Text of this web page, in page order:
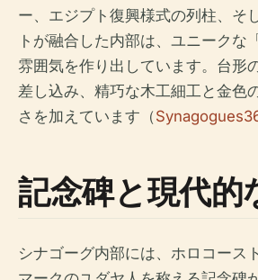
ー、エジプト復興様式の列柱、そ
トが融合した内部は、ユニークな
雰囲気を作り出しています。台形
差し込み、精巧な木工細工と金色
さを加えています（
記念碑と現代的
シナゴーグ内部には、ホロコース